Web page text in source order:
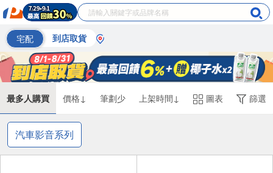
宅配 到店取貨
最多人購買 價格↓ 筆劃少 上架時間↓ 圖表 篩選
汽車影音系列